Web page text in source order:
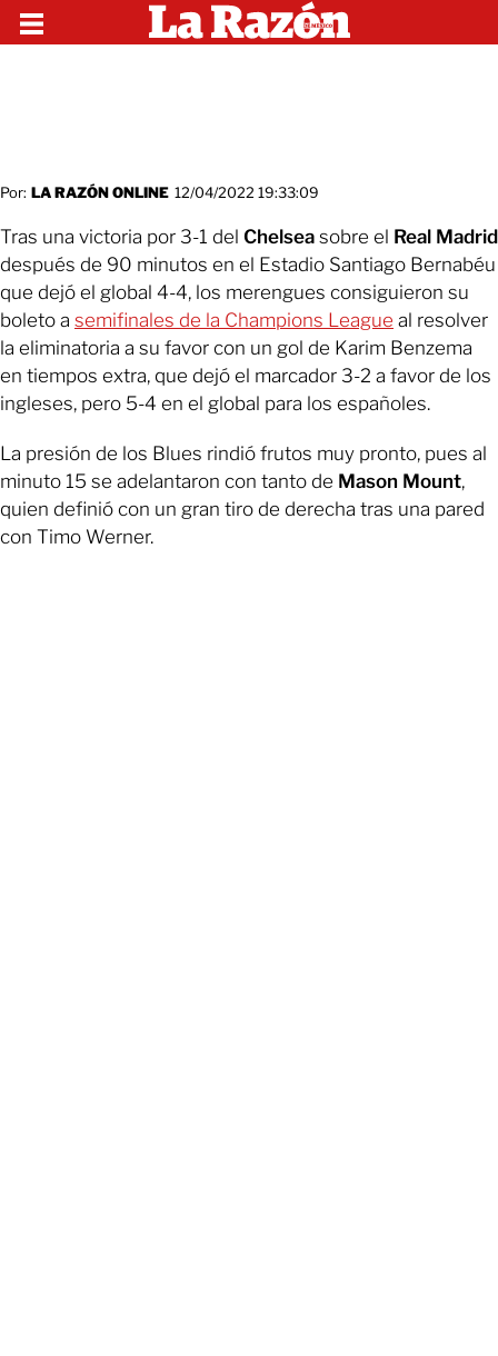
Por: LA RAZÓN ONLINE 12/04/2022 19:33:09
Tras una victoria por 3-1 del Chelsea sobre el Real Madrid
después de 90 minutos en el Estadio Santiago Bernabéu
que dejó el global 4-4, los merengues consiguieron su
boleto a semifinales de la Champions League al resolver
la eliminatoria a su favor con un gol de Karim Benzema
en tiempos extra, que dejó el marcador 3-2 a favor de los
ingleses, pero 5-4 en el global para los españoles.
La presión de los Blues rindió frutos muy pronto, pues al
minuto 15 se adelantaron con tanto de Mason Mount,
quien definió con un gran tiro de derecha tras una pared
con Timo Werner.